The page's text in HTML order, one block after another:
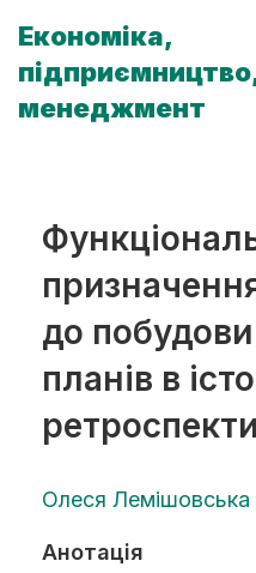
Економіка,
менеджмент
до
планів в
Олеся Лемішовська
Анотація